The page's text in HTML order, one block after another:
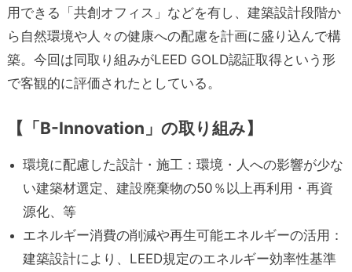
用できる「共創オフィス」などを有し、建築設計段階か
ら自然環境や人々の健康への配慮を計画に盛り込んで構
築。今回は同取り組みがLEED GOLD認証取得という形
で客観的に評価されたとしている。
【「B-Innovation」の取り組み】
環境に配慮した設計・施工：環境・人への影響が少な
い建築材選定、建設廃棄物の50％以上再利用・再資
源化、等
エネルギー消費の削減や再生可能エネルギーの活用：
建築設計により、LEED規定のエネルギー効率性基準